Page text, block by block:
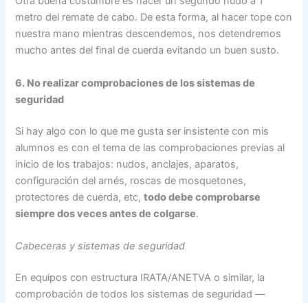
metro del remate de cabo. De esta forma, al hacer tope con
nuestra mano mientras descendemos, nos detendremos
mucho antes del final de cuerda evitando un buen susto.
6. No realizar comprobaciones de los sistemas de
seguridad
Si hay algo con lo que me gusta ser insistente con mis
alumnos es con el tema de las comprobaciones previas al
inicio de los trabajos: nudos, anclajes, aparatos,
configuración del arnés, roscas de mosquetones,
protectores de cuerda, etc,todo debe comprobarse
siempre dos veces antes de colgarse.
Cabeceras y sistemas de seguridad
En equipos con estructura IRATA/ANETVA o similar, la
comprobación de todos los sistemas de seguridad —